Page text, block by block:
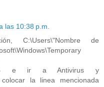
las 10:38 p.m.
C:\Users\"Nombre de
F5 e ir a Antivirus y
colocar la linea mencionada